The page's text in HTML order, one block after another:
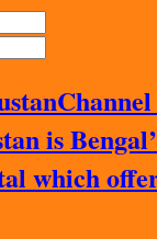
is
which